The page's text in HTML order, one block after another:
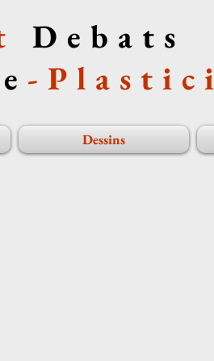
Debats
-
Dessins